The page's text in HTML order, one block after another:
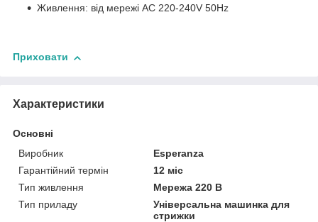
Живлення: від мережі AC 220-240V 50Hz
Приховати
Характеристики
Основні
Виробник
Esperanza
Гарантійний термін
12 міс
Тип живлення
Мережа 220 В
Тип приладу
Універсальна машинка для
стрижки